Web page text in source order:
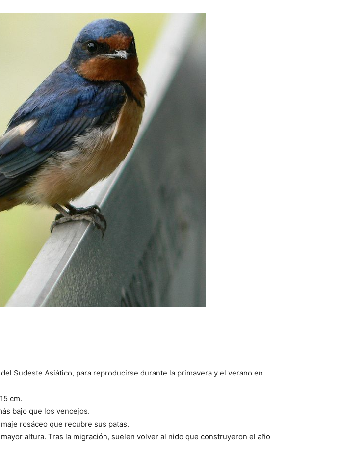
Sudeste Asiático, para reproducirse durante la primavera y el verano en
cm.
bajo que los vencejos.
rosáceo que recubre sus patas.
altura. Tras la migración, suelen volver al nido que construyeron el año